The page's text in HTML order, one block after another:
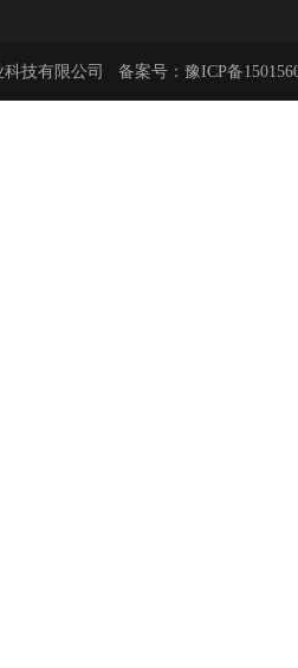
技有限公司 备案号： 豫ICP备